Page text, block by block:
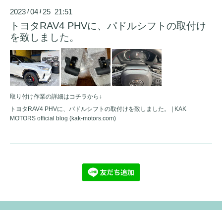
2023 /04 / 25 21:51
トヨタRAV4 PHVに、パドルシフトの取付け
を致しました。
取り付け作業の詳細はコチラから↓
トヨタRAV4 PHVに、パドルシフトの取付けを致しました。 | KAK
MOTORS official blog (kak-motors.com)